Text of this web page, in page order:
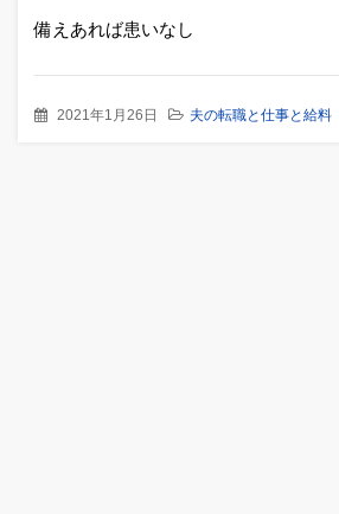
備えあれば患いなし
2021年1月26日 夫の転職と仕事と給料